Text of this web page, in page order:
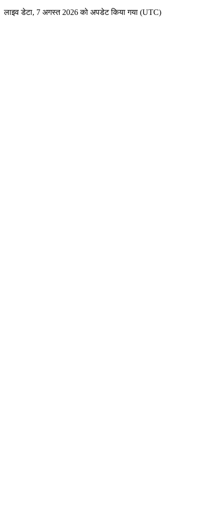
लाइव डेटा, 7 अगस्त 2026 को अपडेट किया गया (UTC)